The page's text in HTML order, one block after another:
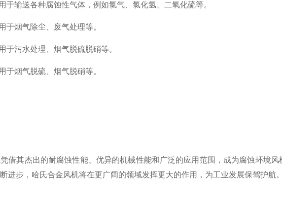
输送各种腐蚀性气体，例如氯气、氯化氢、二氧化硫等。
烟气除尘、废气处理等。
污水处理、烟气脱硫脱硝等。
烟气脱硫、烟气脱硝等。
其杰出的耐腐蚀性能、优异的机械性能和广泛的应用范围，成为腐蚀环境风
进步，哈氏合金风机将在更广阔的领域发挥更大的作用，为工业发展保驾护航。